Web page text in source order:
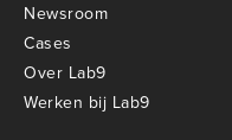
Newsroom
Cases
Over Lab9
Werken bij Lab9